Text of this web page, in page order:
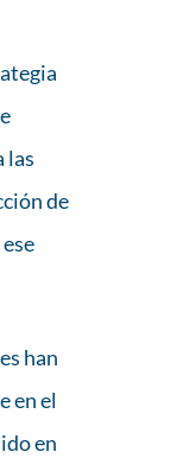
las
de
han
en el
en